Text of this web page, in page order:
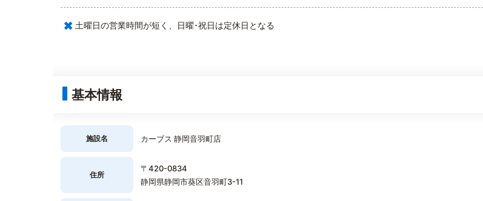
× 土曜日の営業時間が短く、日曜･祝日は定休日となる
基本情報
施設名 カーブス 静岡音羽町店
住所
〒420-0834
静岡県静岡市葵区音羽町3-11